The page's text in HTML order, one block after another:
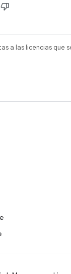
a las licencias que